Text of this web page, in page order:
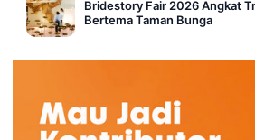
Bridestory Fair 2026 Angkat
Bertema Taman Bunga